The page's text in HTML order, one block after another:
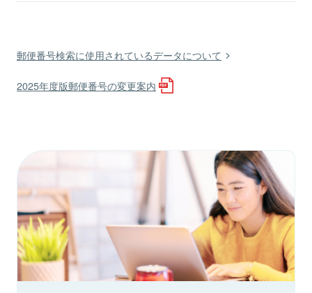
郵便番号検索に使用されているデータについて
2025年度版郵便番号の変更案内